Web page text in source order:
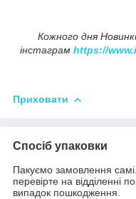
Кожного дня
інстаграм https://
Приховати
Спосіб упаковки
Пакуємо замовлення самі.
перевірте на відділенні
випадок пошкодження.